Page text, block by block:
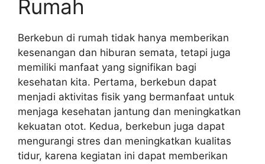
Rumah
Berkebun di rumah tidak hanya memberikan
kesenangan dan hiburan semata, tetapi juga
memiliki manfaat yang signifikan bagi
kesehatan kita. Pertama, berkebun dapat
menjadi aktivitas fisik yang bermanfaat untuk
menjaga kesehatan jantung dan meningkatkan
kekuatan otot. Kedua, berkebun juga dapat
mengurangi stres dan meningkatkan kualitas
tidur, karena kegiatan ini dapat memberikan